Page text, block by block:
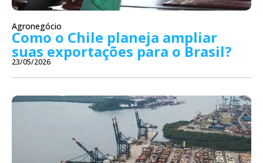
Agronegócio
Como o Chile planeja ampliar
suas exportações para o Brasil?
23/05/2026